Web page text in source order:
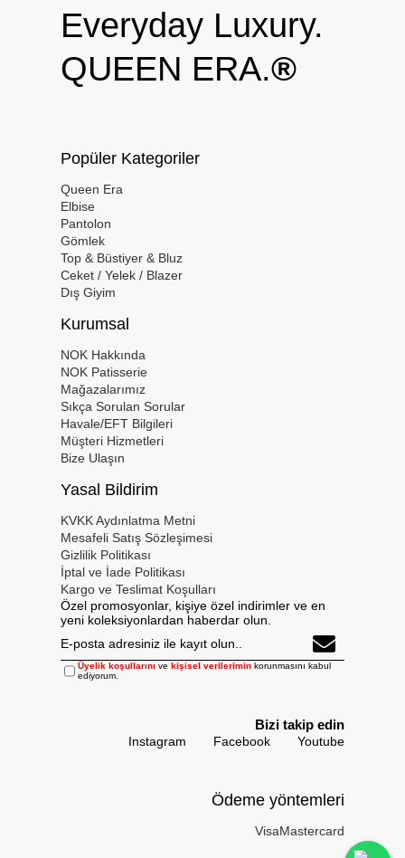
Everyday Luxury.
QUEEN ERA.®
Popüler Kategoriler
Queen Era
Elbise
Pantolon
Gömlek
Top & Büstiyer & Bluz
Ceket / Yelek / Blazer
Dış Giyim
Kurumsal
NOK Hakkında
NOK Patisserie
Mağazalarımız
Sıkça Sorulan Sorular
Havale/EFT Bilgileri
Müşteri Hizmetleri
Bize Ulaşın
Yasal Bildirim
KVKK Aydınlatma Metni
Mesafeli Satış Sözleşimesi
Gizlilik Politikası
İptal ve İade Politikası
Kargo ve Teslimat Koşulları
Özel promosyonlar, kişiye özel indirimler ve en
yeni koleksiyonlardan haberdar olun.
Üyelik koşullarını ve kişisel verilerimin korunmasını kabul
ediyorum.
Bizi takip edin
Instagram Facebook Youtube
Ödeme yöntemleri
VisaMastercard